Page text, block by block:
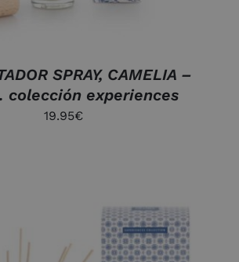
SPRAY, CAMELIA –
colección experiences
19.95€